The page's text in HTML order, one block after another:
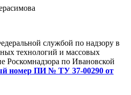
службой по надзору в
технологий и массовых
Роскомнадзора по Ивановской
номер ПИ № ТУ 37-00290 от